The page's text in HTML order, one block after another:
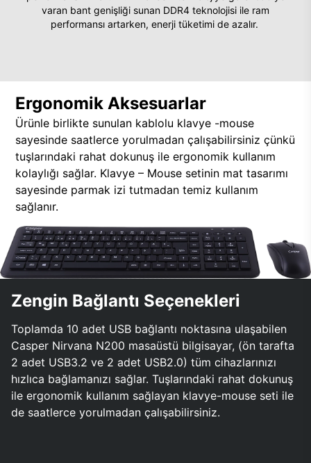
varan bant genişliği sunan DDR4 teknolojisi ile ram
performansı artarken, enerji tüketimi de azalır.
Ergonomik Aksesuarlar
Ürünle birlikte sunulan kablolu klavye -mouse
sayesinde saatlerce yorulmadan çalışabilirsiniz çünkü
tuşlarındaki rahat dokunuş ile ergonomik kullanım
kolaylığı sağlar. Klavye – Mouse setinin mat tasarımı
sayesinde parmak izi tutmadan temiz kullanım
sağlanır.
Zengin Bağlantı Seçenekleri
Toplamda 10 adet USB bağlantı noktasına ulaşabilen
Casper Nirvana N200 masaüstü bilgisayar, (ön tarafta
2 adet USB3.2 ve 2 adet USB2.0) tüm cihazlarınızı
hızlıca bağlamanızı sağlar. Tuşlarındaki rahat dokunuş
ile ergonomik kullanım sağlayan klavye-mouse seti ile
de saatlerce yorulmadan çalışabilirsiniz.